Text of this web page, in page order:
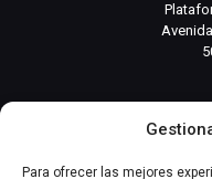
Para ofrecer las mejores